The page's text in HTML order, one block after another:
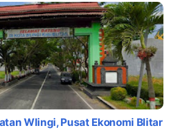
Wlingi, Pusat Ekonomi Blitar